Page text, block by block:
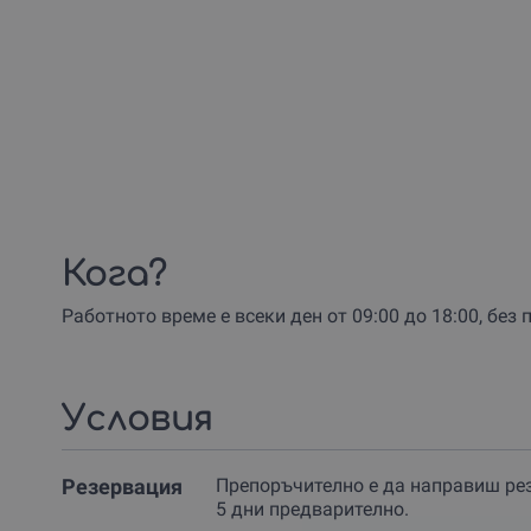
Кога?
Работното време е всеки ден от 09:00 до 18:00, без
Условия
Резервация
Препоръчително е да направиш
5 дни предварително.